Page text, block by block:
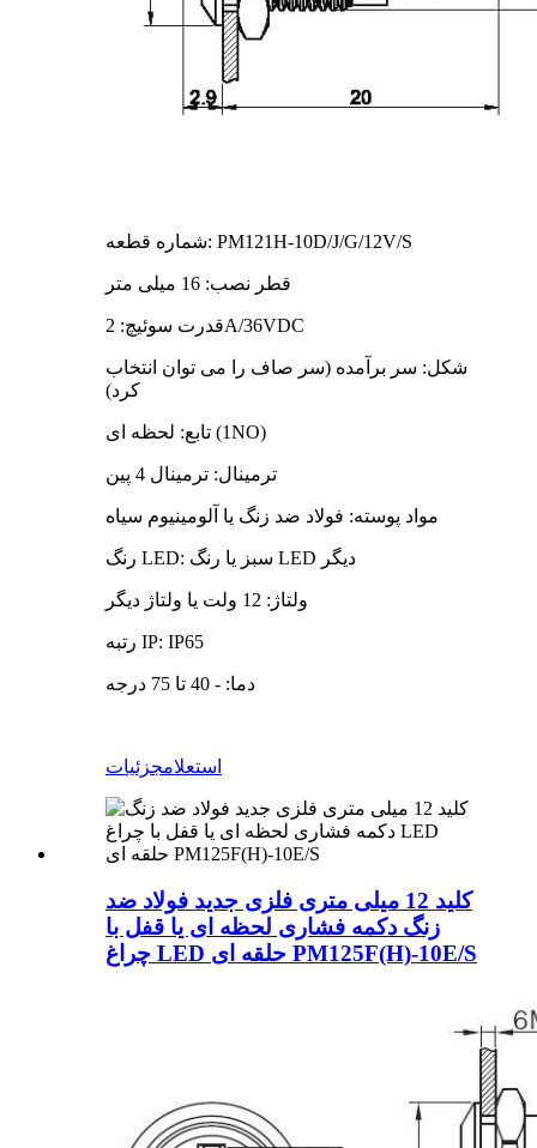
شماره قطعه: PM121H-10D/J/G/12V/S
قطر نصب: 16 میلی متر
قدرت سوئیچ: 2A/36VDC
شکل: سر برآمده (سر صاف را می توان انتخاب
کرد)
تابع: لحظه ای (1NO)
ترمینال: ترمینال 4 پین
مواد پوسته: فولاد ضد زنگ یا آلومینیوم سیاه
رنگ LED: سبز یا رنگ LED دیگر
ولتاژ: 12 ولت یا ولتاژ دیگر
رتبه IP: IP65
دما: - 40 تا 75 درجه
استعلامجزئیات
کلید 12 میلی متری فلزی جدید فولاد ضد
زنگ دکمه فشاری لحظه ای یا قفل با
چراغ LED حلقه ای PM125F(H)-10E/S